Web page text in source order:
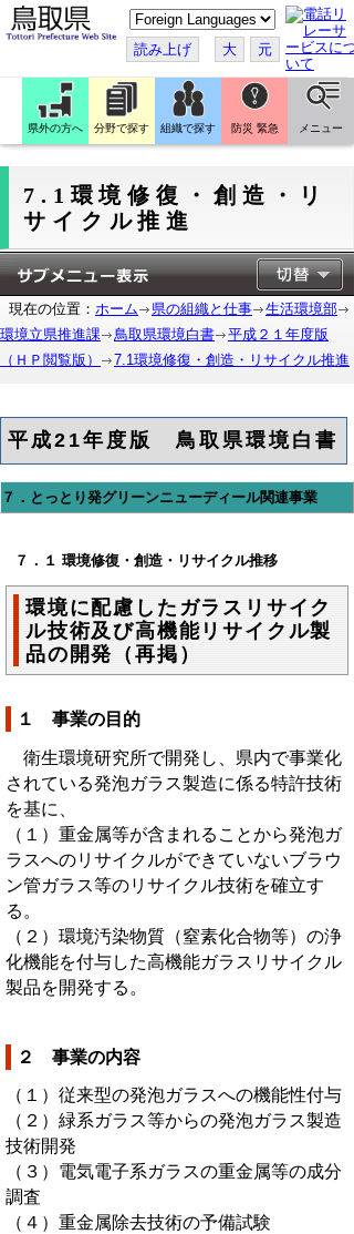
こ
の
ペ
ー
ジ
翻
訳
す
読み上げ 大 元
県外の方へ 分野で探す 組織で探す 防災 緊急 メニュー
7.1環境修復・創造・リ
サイクル推進
現在の位置： ホーム 県の組織と仕事
生活環境部
環境立県推進課
鳥取県環境白書
平成２１年度版
（ＨＰ閲覧版）
7.1環境修復・創造・リサイクル推進
平成21年度版 鳥取県環境白書
７．とっとり発グリーンニューディール関連事業
７．１ 環境修復・創造・リサイクル推移
環境に配慮したガラスリサイク
ル技術及び高機能リサイクル製
品の開発（再掲）
１ 事業の目的
衛生環境研究所で開発し、県内で事業化
されている発泡ガラス製造に係る特許技術
を基に、
（１）重金属等が含まれることから発泡ガ
ラスへのリサイクルができていないブラウ
ン管ガラス等のリサイクル技術を確立す
る。
（２）環境汚染物質（窒素化合物等）の浄
化機能を付与した高機能ガラスリサイクル
製品を開発する。
２ 事業の内容
（１）従来型の発泡ガラスへの機能性付与
（２）緑系ガラス等からの発泡ガラス製造
技術開発
（３）電気電子系ガラスの重金属等の成分
調査
（４）重金属除去技術の予備試験